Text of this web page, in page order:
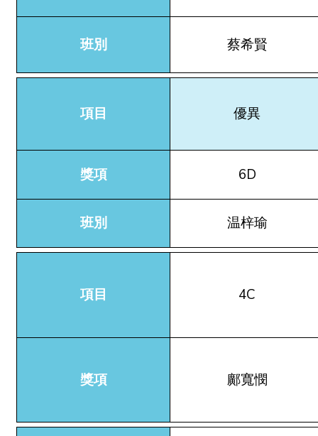
班別 蔡希賢
項目 優異
獎項 6D
班別 温梓瑜
項目 4C
獎項 鄺寬憫